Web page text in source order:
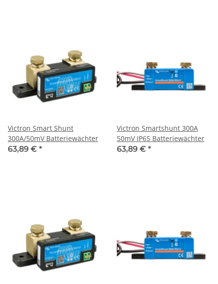
Victron Smart Shunt
300A/50mV Batteriewächter
63,89 € *
Victron Smartshunt 300A
50mV IP65 Batteriewächter
63,89 € *